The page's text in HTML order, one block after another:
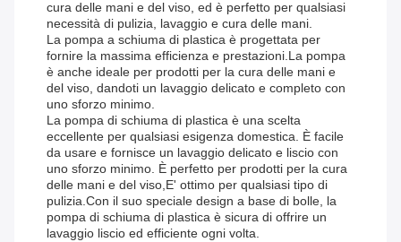
cura delle mani e del viso, ed è perfetto per qualsiasi
necessità di pulizia, lavaggio e cura delle mani.
La pompa a schiuma di plastica è progettata per
fornire la massima efficienza e prestazioni.La pompa
è anche ideale per prodotti per la cura delle mani e
del viso, dandoti un lavaggio delicato e completo con
uno sforzo minimo.
La pompa di schiuma di plastica è una scelta
eccellente per qualsiasi esigenza domestica. È facile
da usare e fornisce un lavaggio delicato e liscio con
uno sforzo minimo. È perfetto per prodotti per la cura
delle mani e del viso,E' ottimo per qualsiasi tipo di
pulizia.Con il suo speciale design a base di bolle, la
pompa di schiuma di plastica è sicura di offrire un
lavaggio liscio ed efficiente ogni volta.